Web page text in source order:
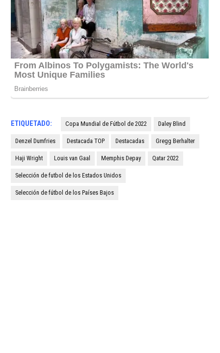
ETIQUETADO: Copa Mundial de Fútbol de 2022 Daley Blind
Denzel Dumfries Destacada TOP Destacadas Gregg Berhalter
Haji Wright Louis van Gaal Memphis Depay Qatar 2022
Selección de futbol de los Estados Unidos
Selección de fútbol de los Países Bajos